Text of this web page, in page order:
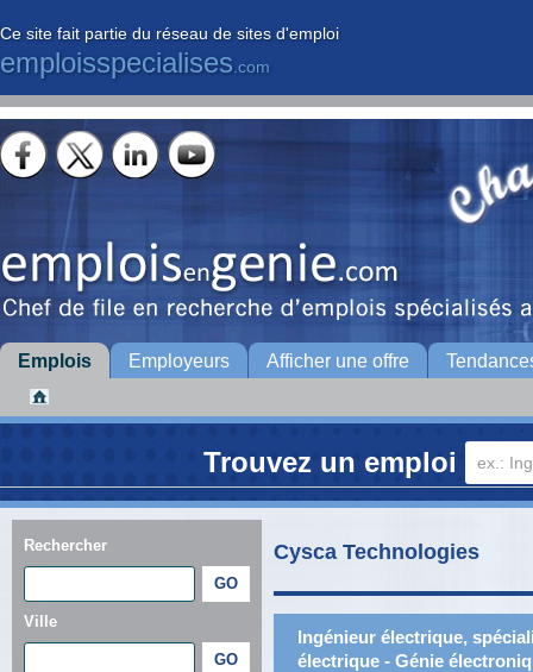
Ce site fait partie du réseau de sites d'emploi
emploisspecialises .com
Emplois Employeurs Afficher une offre
Trouvez un emploi
Rechercher
Ville
Cysca Technologies
Ingénieur électrique,
électrique - Génie